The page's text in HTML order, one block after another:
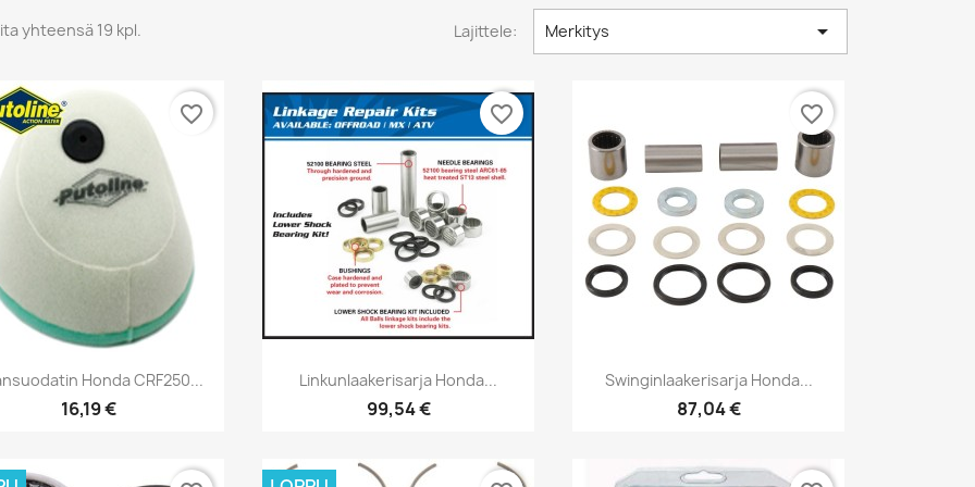
yhteensä 19 kpl. Lajittele: Merkitys 
Pikakatselu
Honda CRF250...
16,19 €
favorite_border
Pikakatselu
Linkunlaakerisarja Honda...
99,54 €
favorite_border
Pikakatselu
Swinginlaakerisarja Honda...
87,04 €
favorite_border